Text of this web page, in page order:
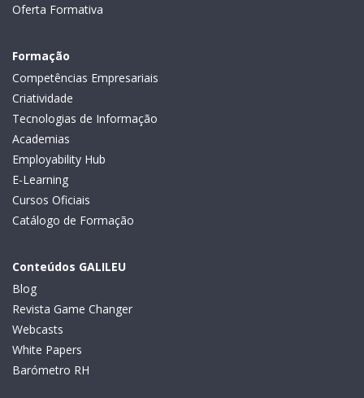
Oferta Formativa
Formação
Competências Empresariais
Criatividade
Tecnologias de Informação
Academias
Employability Hub
E-Learning
Cursos Oficiais
Catálogo de Formação
Conteúdos GALILEU
Blog
Revista Game Changer
Webcasts
White Papers
Barómetro RH